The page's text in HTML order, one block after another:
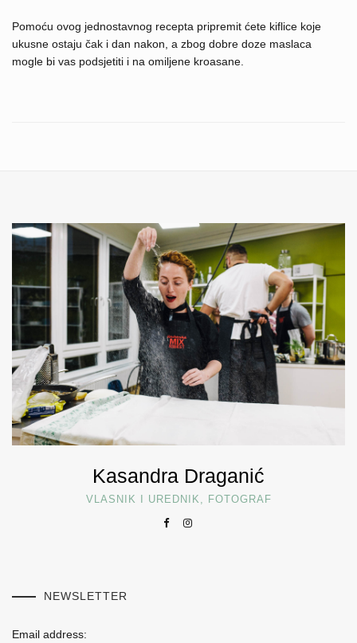
Pomoću ovog jednostavnog recepta pripremit ćete kiflice koje
ukusne ostaju čak i dan nakon, a zbog dobre doze maslaca
mogle bi vas podsjetiti i na omiljene kroasane.
Kasandra Draganić
VLASNIK I UREDNIK, FOTOGRAF
NEWSLETTER
Email address: